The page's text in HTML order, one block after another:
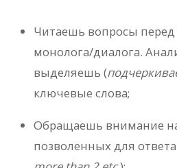
Читаешь вопросы
монолога/диалога.
выделяешь (
ключевые слова;
Обращаешь внимание
позволенных для